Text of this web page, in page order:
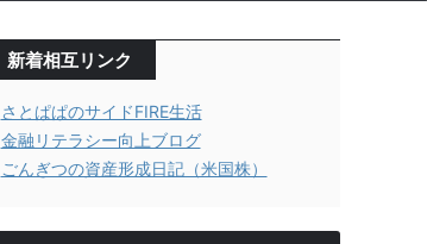
新着相互リンク
さとぱぱのサイドFIRE生活
金融リテラシー向上ブログ
ごんぎつの資産形成日記（米国株）